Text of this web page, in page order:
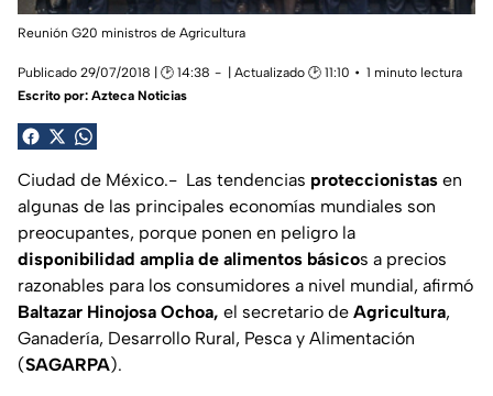
Reunión G20 ministros de Agricultura
Publicado 29/07/2018 | 🕑 14:38 | Actualizado 🕑 11:10
1 minuto lectura
Escrito por: Azteca Noticias
Ciudad de México.- Las tendencias proteccionistas en
algunas de las principales economías mundiales son
preocupantes, porque ponen en peligro la
disponibilidad amplia de alimentos básicos a precios
razonables para los consumidores a nivel mundial, afirmó
Baltazar Hinojosa Ochoa, el secretario de Agricultura,
Ganadería, Desarrollo Rural, Pesca y Alimentación
(SAGARPA).